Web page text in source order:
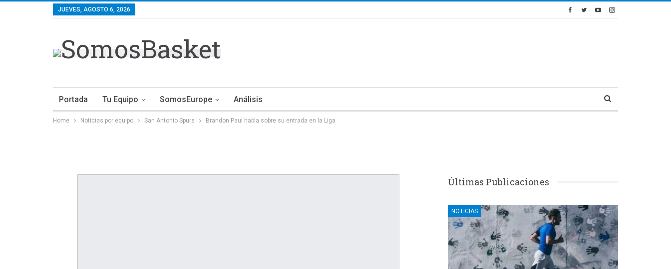
JUEVES, AGOSTO 6, 2026
Portada Tu Equipo SomosEurope Análisis
Home Noticias por equipo San Antonio Spurs Brandon Paul habla sobre su entrada en la Liga
Últimas Publicaciones
NOTICIAS